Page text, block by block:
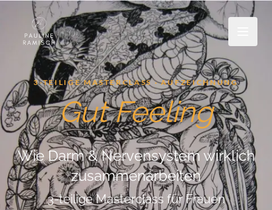
3-TEILIGE MASTERCLASS · AUFZEICHNUNG
Gut Feeling
Wie Darm & Nervensystem wirklich
zusammenarbeiten
3-teilige Masterclass für Frauen